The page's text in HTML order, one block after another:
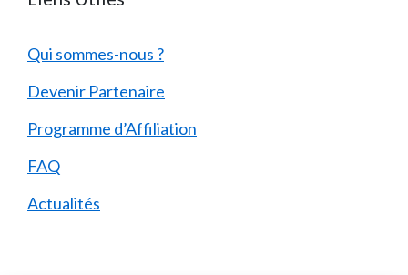
Qui sommes-nous ?
Devenir Partenaire
Programme d’Affiliation
FAQ
Actualités